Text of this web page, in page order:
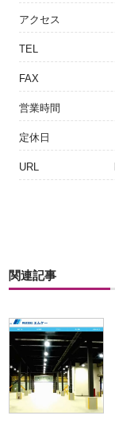
アクセス
TEL
FAX
営業時間
定休日
URL
関連記事